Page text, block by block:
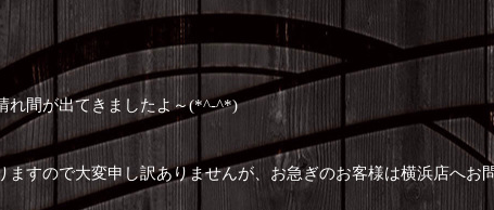
れ間が出てきましたよ～(*^-^*)
すので大変申し訳ありませんが、お急ぎのお客様は横浜店へお